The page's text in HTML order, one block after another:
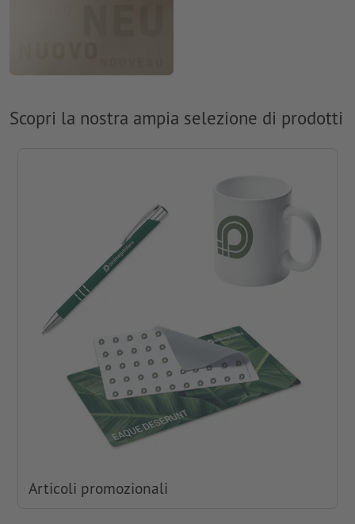
Scopri la nostra ampia selezione di prodotti
Articoli promozionali